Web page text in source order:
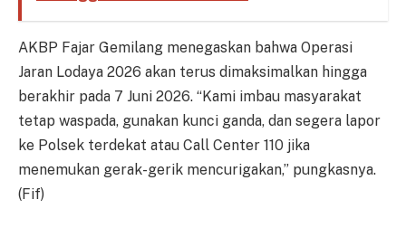
AKBP Fajar Gemilang menegaskan bahwa Operasi
Jaran Lodaya 2026 akan terus dimaksimalkan hingga
berakhir pada 7 Juni 2026. “Kami imbau masyarakat
tetap waspada, gunakan kunci ganda, dan segera lapor
ke Polsek terdekat atau Call Center 110 jika
menemukan gerak-gerik mencurigakan,” pungkasnya.
(Fif)